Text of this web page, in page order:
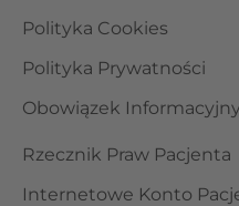
Polityka Cookies
Polityka Prywatności
Obowiązek
Rzecznik Praw Pacjenta
Internetowe Konto